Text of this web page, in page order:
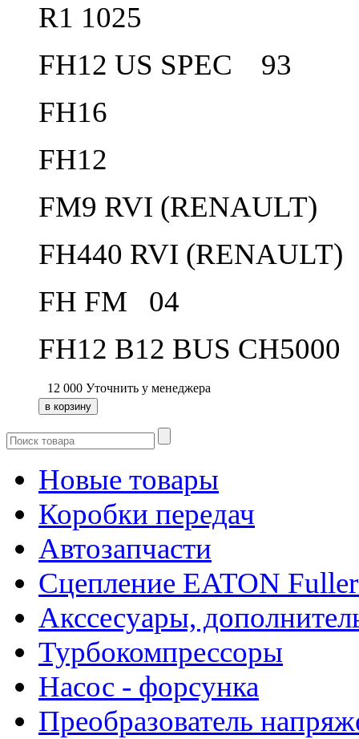
R1 1025
FH12 US SPEC 93
FH16
FH12
FM9 RVI (RENAULT)
FH440 RVI (RENAULT)
FH FM 04
FH12 B12 BUS CH5000
12 000 Уточнить у менеджера
Новые товары
Коробки передач
Автозапчасти
Сцепление EATON
Акссесуары,
Турбокомпрессоры
Насос - форсунка
Преобразователь